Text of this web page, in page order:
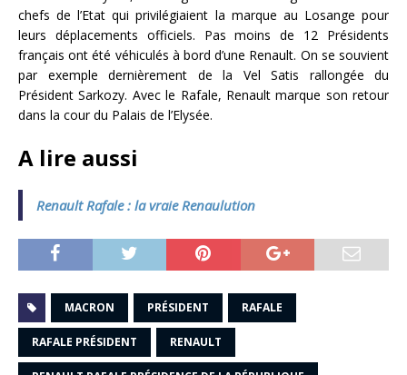
chefs de l’Etat qui privilégiaient la marque au Losange pour
leurs déplacements officiels. Pas moins de 12 Présidents
français ont été véhiculés à bord d’une Renault. On se souvient
par exemple dernièrement de la Vel Satis rallongée du
Président Sarkozy. Avec le Rafale, Renault marque son retour
dans la cour du Palais de l’Elysée.
A lire aussi
Renault Rafale : la vraie Renaulution
MACRON PRÉSIDENT RAFALE
RAFALE PRÉSIDENT RENAULT